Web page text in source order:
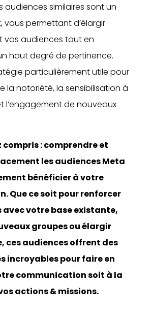
audiences similaires sont un
vous permettant d’élargir
vos audiences tout en
haut degré de pertinence.
particulièrement utile pour
la notoriété, la sensibilisation à
l’engagement de nouveaux
compris : comprendre et
les audiences Meta
bénéficier à votre
Que ce soit pour renforcer
avec votre base existante,
groupes ou élargir
ces audiences offrent des
incroyables pour faire en
communication soit à la
actions & missions.